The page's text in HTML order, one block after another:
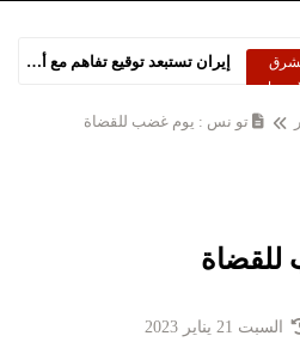
إيران تستبعد توقيع تفاهم مع أميركا خلال 24 ساعة
تو نس : يوم غضب للقضاة
السبت 21 يناير 2023